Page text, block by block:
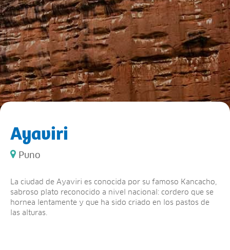
Ayaviri
Puno
La ciudad de Ayaviri es conocida por su famoso Kancacho,
sabroso plato reconocido a nivel nacional: cordero que se
hornea lentamente y que ha sido criado en los pastos de
las alturas.